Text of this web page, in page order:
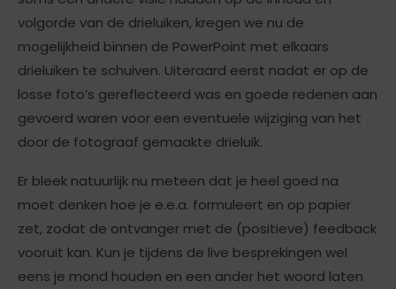
volgorde van de drieluiken, kregen we nu de
mogelijkheid binnen de PowerPoint met elkaars
drieluiken te schuiven. Uiteraard eerst nadat er op de
losse foto’s gereflecteerd was en goede redenen aan
gevoerd waren voor een eventuele wijziging van het
door de fotograaf gemaakte drieluik.
Er bleek natuurlijk nu meteen dat je heel goed na
moet denken hoe je e.e.a. formuleert en op papier
zet, zodat de ontvanger met de (positieve) feedback
vooruit kan. Kun je tijdens de live besprekingen wel
eens je mond houden en een ander het woord laten